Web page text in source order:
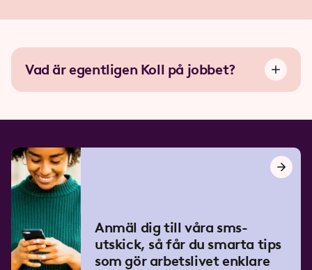
Vad är egentligen Koll på jobbet?
Anmäl dig till våra sms-
utskick, så får du smarta tips
som gör arbetslivet enklare